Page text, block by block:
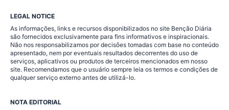
LEGAL NOTICE
As informações, links e recursos disponibilizados no site Benção Diária
são fornecidos exclusivamente para fins informativos e inspiracionais.
Não nos responsabilizamos por decisões tomadas com base no conteúdo
apresentado, nem por eventuais resultados decorrentes do uso de
serviços, aplicativos ou produtos de terceiros mencionados em nosso
site. Recomendamos que o usuário sempre leia os termos e condições de
qualquer serviço externo antes de utilizá-lo.
NOTA EDITORIAL